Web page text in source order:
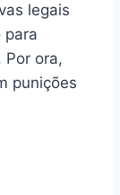
legais
para
Por ora,
punições